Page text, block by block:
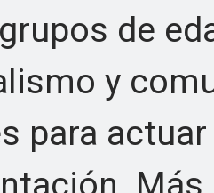
de
y
para actuar